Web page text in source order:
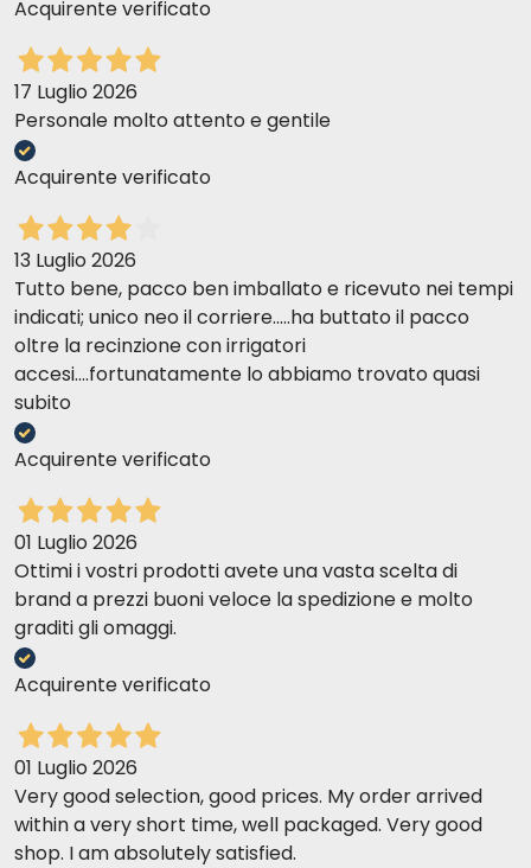
Acquirente verificato
17 Luglio 2026
Personale molto attento e gentile
Acquirente verificato
13 Luglio 2026
Tutto bene, pacco ben imballato e ricevuto nei tempi
indicati; unico neo il corriere.....ha buttato il pacco
oltre la recinzione con irrigatori
accesi....fortunatamente lo abbiamo trovato quasi
subito
Acquirente verificato
01 Luglio 2026
Ottimi i vostri prodotti avete una vasta scelta di
brand a prezzi buoni veloce la spedizione e molto
graditi gli omaggi.
Acquirente verificato
01 Luglio 2026
Very good selection, good prices. My order arrived
within a very short time, well packaged. Very good
shop. I am absolutely satisfied.